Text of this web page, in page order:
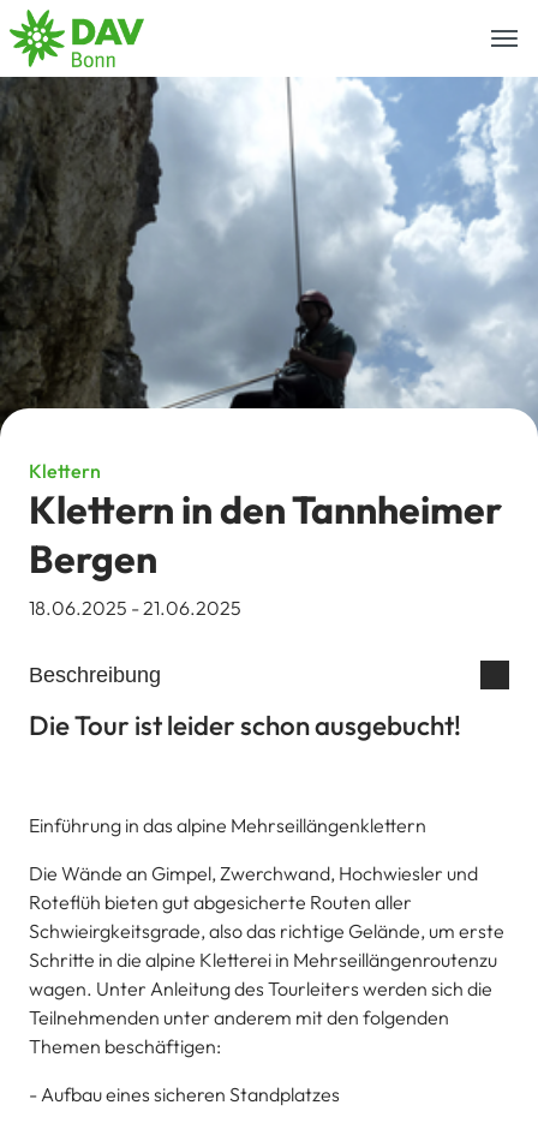
Klettern
Klettern in den Tannheimer
Bergen
18.06.2025 - 21.06.2025
Beschreibung
Die Tour ist leider schon ausgebucht!
Einführung in das alpine Mehrseillängenklettern
Die Wände an Gimpel, Zwerchwand, Hochwiesler und
Roteflüh bieten gut abgesicherte Routen aller
Schwieirgkeitsgrade, also das richtige Gelände, um erste
Schritte in die alpine Kletterei in Mehrseillängenroutenzu
wagen. Unter Anleitung des Tourleiters werden sich die
Teilnehmenden unter anderem mit den folgenden
Themen beschäftigen:
- Aufbau eines sicheren Standplatzes